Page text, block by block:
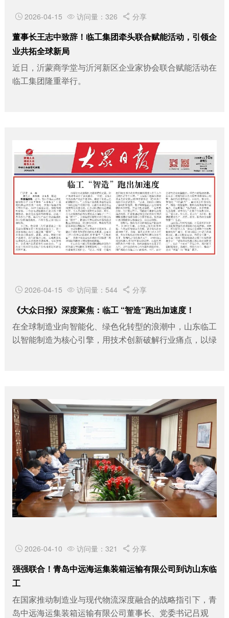
 2026-04-15  访问量：326  分享
董事长王志中致辞！临工集团牵头联合赋能活动，引领企
业共拓全球新局
近日，沂蒙商学堂与沂河新区企业家协会联合赋能活动在
临工集团隆重举行。
 2026-04-15  访问量：544  分享
《大众日报》深度聚焦：临工 “智造”跑出加速度！
在全球制造业向智能化、绿色化转型的浪潮中，山东临工
以智能制造为核心引擎，用技术创新破解行业痛点，以绿
 2026-04-10  访问量：321  分享
强强联合！青岛中远海运集装箱运输有限公司到访山东临
工
在国家推动制造业与现代物流深度融合的战略指引下，青
岛中远海运集装箱运输有限公司董事长、党委书记吕观